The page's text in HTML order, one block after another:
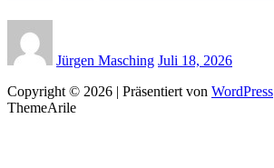
Jürgen Masching Juli 18, 2026
Copyright © 2026 | Präsentiert von WordPress
ThemeArile